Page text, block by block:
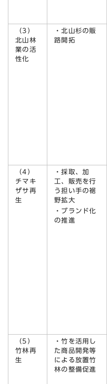
（3）
北山林
業の活
性化
・北山杉の販
路開拓
（4）
チマキ
ザサ再
生
・採取、加
工、販売を行
う担い手の裾
野拡大
・ブランド化
の推進
（5）
竹林再
生
・竹を活用し
た商品開発等
による放置竹
林の整備促進